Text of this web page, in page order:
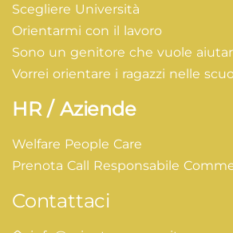
Scegliere Università
Orientarmi con il lavoro
Sono un genitore che vuole
Vorrei orientare i ragazzi nelle
HR / Aziende
Welfare People Care
Prenota Call Responsabile
Contattaci